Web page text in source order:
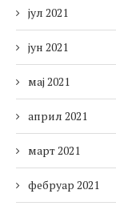
јул 2021
јун 2021
мај 2021
април 2021
март 2021
фебруар 2021